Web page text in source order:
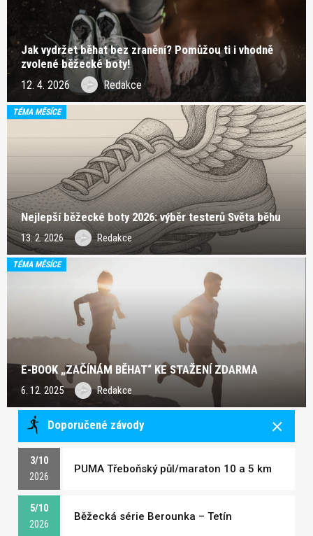
Jak vydržet běhat bez zranění? Pomůžou ti i vhodně
zvolené běžecké boty!
12. 4. 2026 Redakce
TÉMA MĚSÍCE
Nejlepší běžecké boty 2026: výběr testerů Světa běhu
13. 2. 2026 Redakce
TÉMA MĚSÍCE
E-BOOK „ZAČÍNÁM BĚHAT“ KE STAŽENÍ ZDARMA
6. 12. 2025 Redakce
Doporučené závody
3/10
2026
PUMA Třeboňský půl/maraton 10 a 5 km
5/10
2026
Běžecká série Berounka – Tetín